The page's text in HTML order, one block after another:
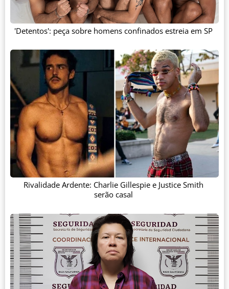
'Detentos': peça sobre homens confinados estreia em SP
Rivalidade Ardente: Charlie Gillespie e Justice Smith
serão casal